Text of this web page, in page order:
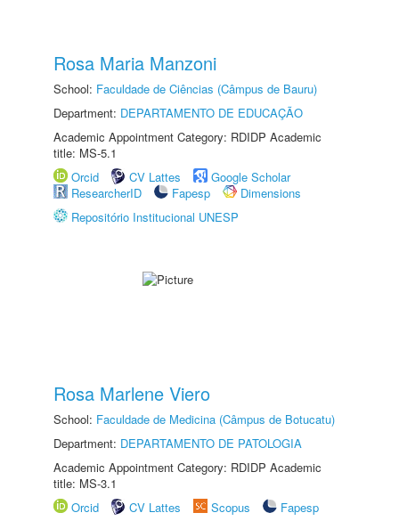
Rosa Maria Manzoni
School: Faculdade de Ciências (Câmpus de Bauru)
Department: DEPARTAMENTO DE EDUCAÇÃO
Academic Appointment Category: RDIDP Academic
title: MS-5.1
Orcid
CV Lattes
Google Scholar
ResearcherID
Fapesp
Dimensions
Repositório Institucional UNESP
Rosa Marlene Viero
School: Faculdade de Medicina (Câmpus de Botucatu)
Department: DEPARTAMENTO DE PATOLOGIA
Academic Appointment Category: RDIDP Academic
title: MS-3.1
Orcid
CV Lattes Scopus
Fapesp